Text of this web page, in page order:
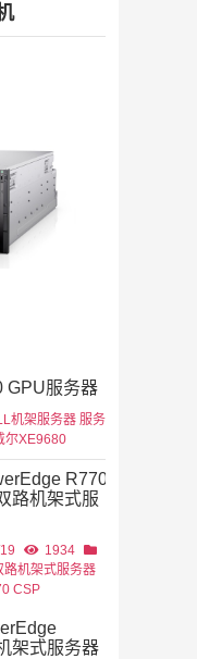
GPU服务器
机架服务器 服务
尔XE9680
R770
路机架式服
1934
路机架式服务器
CSP
架式服务器